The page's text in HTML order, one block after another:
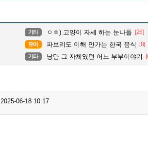
기타 ㅇㅎ) 고양이 자세 하는 눈나들
[26]
유머 파브리도 이해 안가는 한국 음식 [8]
기타 낭만 그 자체였던 어느 부부이야기
2025-06-18 10:17